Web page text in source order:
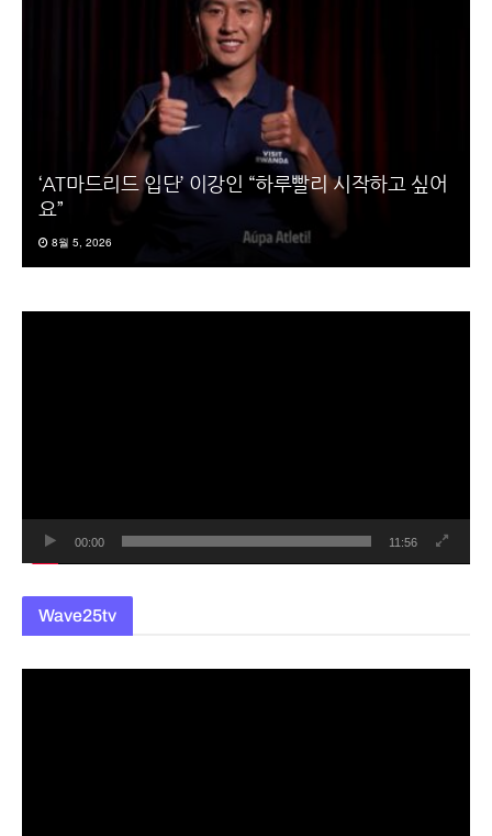
‘AT마드리드 입단’ 이강인 “하루빨리 시작하고 싶어
요”
8월 5, 2026
00:00 11:56
Wave25tv